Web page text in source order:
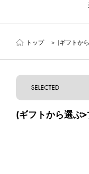
トップ ＞ (ギフトか
SELECTED
(ギフトから選ぶ